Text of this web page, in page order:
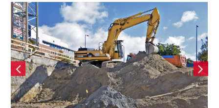
Négy tömbre nyitott
irodavilág – Promenade
Gardens